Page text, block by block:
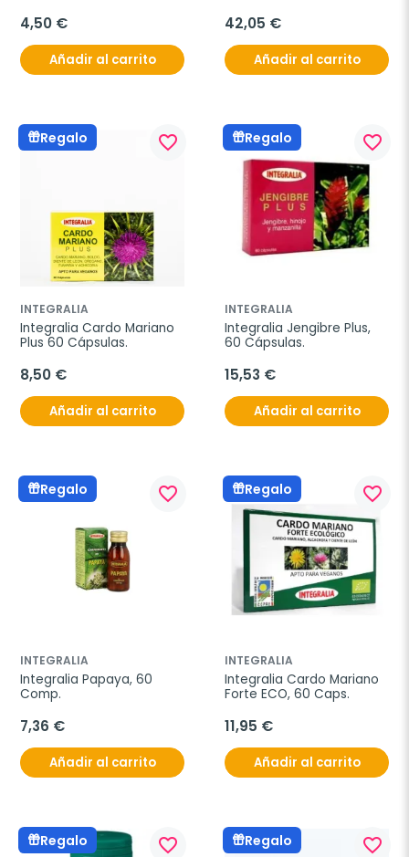
4,50 €
Añadir al carrito
42,05 €
Añadir al carrito
Regalo favorite_border
INTEGRALIA
Integralia Cardo Mariano
Plus 60 Cápsulas.
8,50 €
Añadir al carrito
Regalo favorite_border
INTEGRALIA
Integralia Jengibre Plus,
60 Cápsulas.
15,53 €
Añadir al carrito
Regalo favorite_border
INTEGRALIA
Integralia Papaya, 60
Comp.
7,36 €
Añadir al carrito
Regalo favorite_border
INTEGRALIA
Integralia Cardo Mariano
Forte ECO, 60 Caps.
11,95 €
Añadir al carrito
Regalo favorite_border Regalo favorite_border